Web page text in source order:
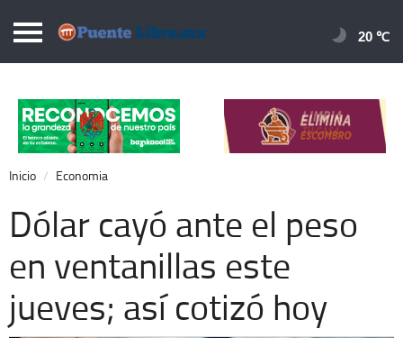
Puentelibre.mx
Local
Nacional
Opinión
Cronos
Economía
Espectáculos
Deportes
20 ℃
Inicio Economia
Dólar cayó ante el peso
en ventanillas este
jueves; así cotizó hoy